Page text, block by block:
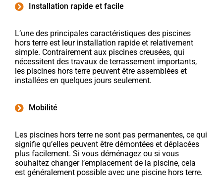
Installation rapide et facile
L’une des principales caractéristiques des piscines
hors terre est leur installation rapide et relativement
simple. Contrairement aux piscines creusées, qui
nécessitent des travaux de terrassement importants,
les piscines hors terre peuvent être assemblées et
installées en quelques jours seulement.
Mobilité
Les piscines hors terre ne sont pas permanentes, ce qui
signifie qu’elles peuvent être démontées et déplacées
plus facilement. Si vous déménagez ou si vous
souhaitez changer l’emplacement de la piscine, cela
est généralement possible avec une piscine hors terre.